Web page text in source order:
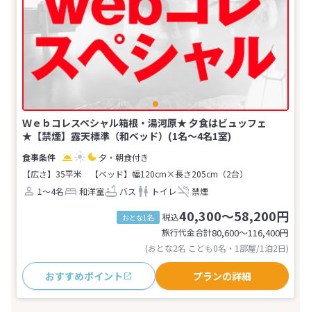
Ｗｅｂコレスペシャル箱根・湯河原★ 夕食はビュッフェ
★【禁煙】露天標準（和ベッド）(1名～4名1室)
夕・朝食付き
【広さ】35平米
【ベッド】幅120cm×長さ205cm（2台）
1～4名
和洋室 バス トイレ 禁煙
おとな1名 税込40,300～58,200円
旅行代金合計80,600〜116,400円
(おとな2名 こども0名・1部屋/1泊2日)
おすすめポイント プランの詳細